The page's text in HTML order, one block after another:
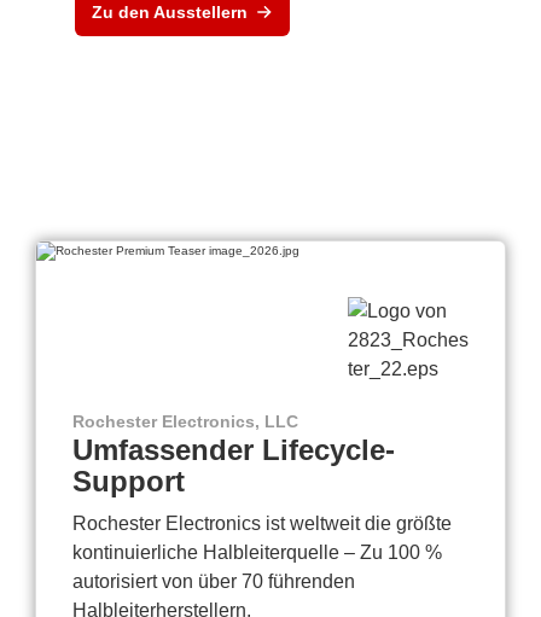
Zu den Ausstellern
Rochester Electronics, LLC
Umfassender Lifecycle-
Support
Rochester Electronics ist weltweit die größte
kontinuierliche Halbleiterquelle – Zu 100 %
autorisiert von über 70 führenden
Halbleiterherstellern.